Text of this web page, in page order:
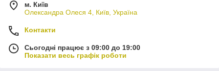
м. Київ
Олександра Олеся 4, Київ, Україна
Контакти
Сьогодні працює з 09:00 до 19:00
Показати весь графік роботи